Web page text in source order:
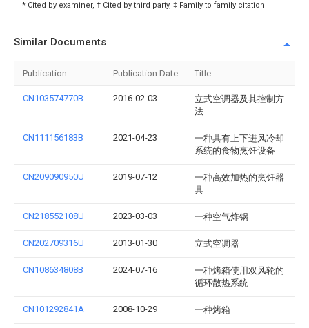
* Cited by examiner, † Cited by third party, ‡ Family to family citation
Similar Documents
Publication Publication Date Title
CN103574770B 2016-02-03
立式空调器及其控制方
法
CN111156183B 2021-04-23
一种具有上下进风冷却
系统的食物烹饪设备
CN209090950U 2019-07-12
一种高效加热的烹饪器
具
CN218552108U 2023-03-03 一种空气炸锅
CN202709316U 2013-01-30 立式空调器
CN108634808B 2024-07-16
一种烤箱使用双风轮的
循环散热系统
CN101292841A 2008-10-29 一种烤箱